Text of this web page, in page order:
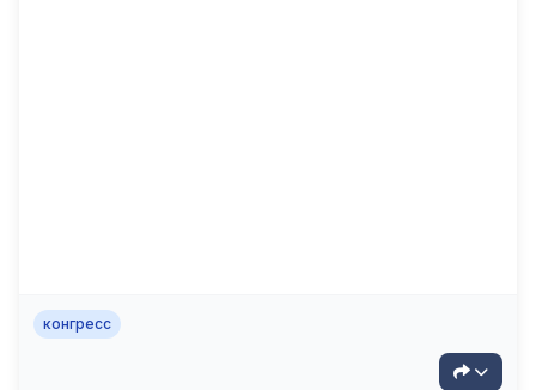
конгресс